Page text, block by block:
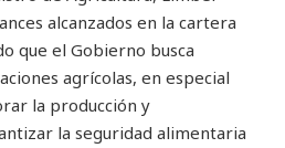
alcanzados en la cartera
que el Gobierno busca
agrícolas, en especial
la producción y
la seguridad alimentaria